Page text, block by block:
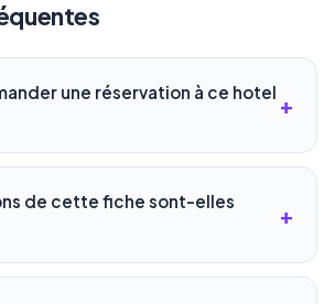
une réservation à ce hotel
de cette fiche sont-elles